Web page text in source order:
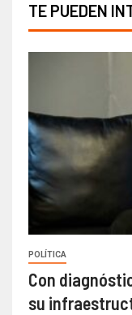
TE PUEDEN
POLÍTICA
Con
su